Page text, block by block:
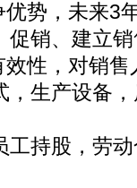
势，未来3
销、建立销
性，对销
生产设备，
持股，劳动